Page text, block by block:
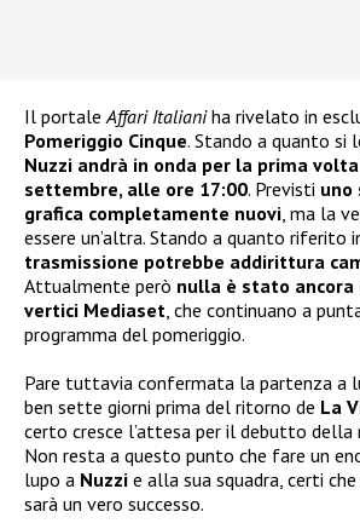
Il portaleAffari Italianiha rivelato in
Pomeriggio Cinque. Stando a quanto si
Nuzzi andrà in onda per la prima
settembre, alle ore 17:00. Previsti uno
grafica completamente nuovi, ma la
essere un’altra. Stando a quanto riferito
trasmissione potrebbe addirittura
Attualmente però nulla è stato
vertici Mediaset, che continuano a
programma del pomeriggio.
Pare tuttavia confermata la partenza a
ben sette giorni prima del ritorno de La
certo cresce l’attesa per il debutto della
Non resta a questo punto che fare un
lupo a Nuzzi e alla sua squadra, certi
sarà un vero successo.